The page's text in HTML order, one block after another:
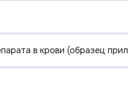
в крови (образец